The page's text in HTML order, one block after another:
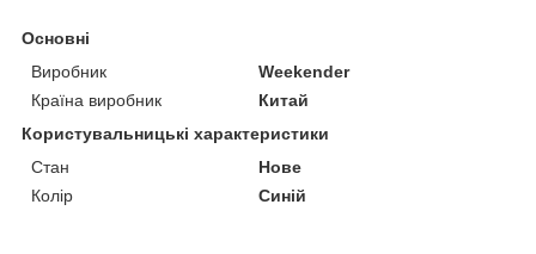
Основні
Виробник
Weekender
Країна виробник
Китай
Користувальницькі характеристики
Стан
Нове
Колір
Синій